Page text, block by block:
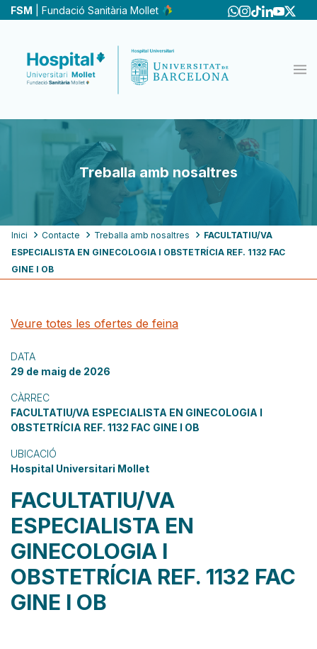
Vés
FSM | Fundació Sanitària Mollet
Treballa amb nosaltres
Fil
d'ariadna
Inici Contacte Treballa amb nosaltres
FACULTATIU/VA
ESPECIALISTA EN GINECOLOGIA I OBSTETRÍCIA REF. 1132 FAC
GINE I OB
Veure totes les ofertes de feina
DATA
29 de maig de 2026
CÀRREC
FACULTATIU/VA ESPECIALISTA EN GINECOLOGIA I
OBSTETRÍCIA REF. 1132 FAC GINE I OB
UBICACIÓ
Hospital Universitari Mollet
FACULTATIU/VA
ESPECIALISTA EN
GINECOLOGIA I
OBSTETRÍCIA REF. 1132 FAC
GINE I OB